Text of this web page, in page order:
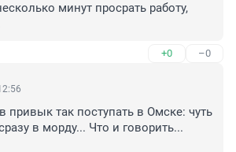
минут просрать работу,
+0 –0
привык так поступать в Омске: чуть
в морду... Что и говорить...